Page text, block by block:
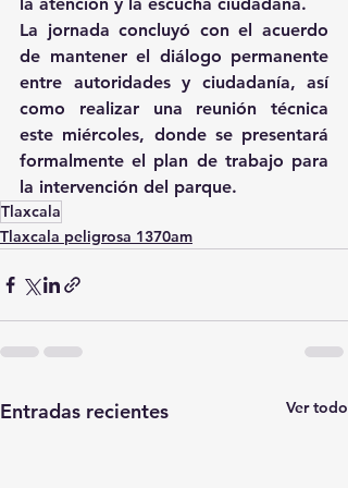
La jornada concluyó con el acuerdo
de mantener el diálogo permanente
entre autoridades y ciudadanía, así
como realizar una reunión técnica
este miércoles, donde se presentará
formalmente el plan de trabajo para
la intervención del parque.
Tlaxcala
Tlaxcala peligrosa 1370am
Entradas recientes Ver todo